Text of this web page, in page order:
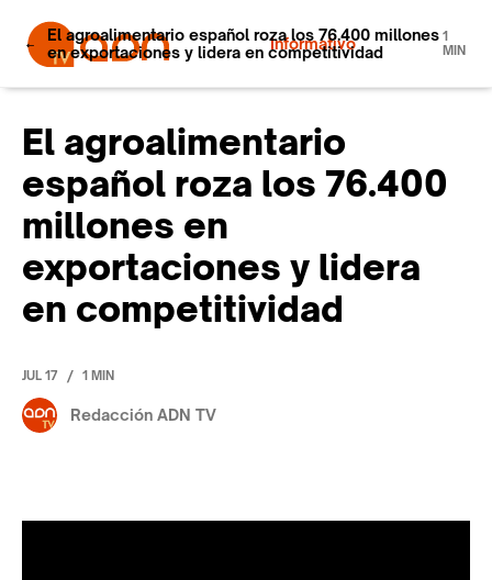
Informativo
El agroalimentario español roza los 76.400 millones
en exportaciones y lidera en competitividad
1
MIN
El agroalimentario
español roza los 76.400
millones en
exportaciones y lidera
en competitividad
JUL 17 / 1 MIN
Redacción ADN TV